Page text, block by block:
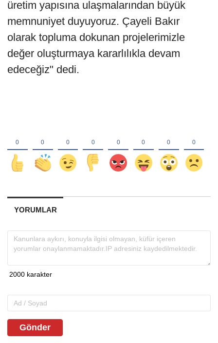
üretim yapısına ulaşmalarından büyük
memnuniyet duyuyoruz. Çayeli Bakır
olarak topluma dokunan projelerimizle
değer oluşturmaya kararlılıkla devam
edeceğiz" dedi.
YORUMLAR
Gönder